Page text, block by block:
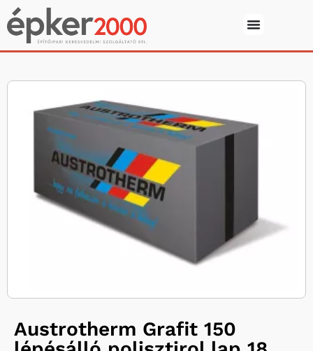
Austrotherm Grafit 150